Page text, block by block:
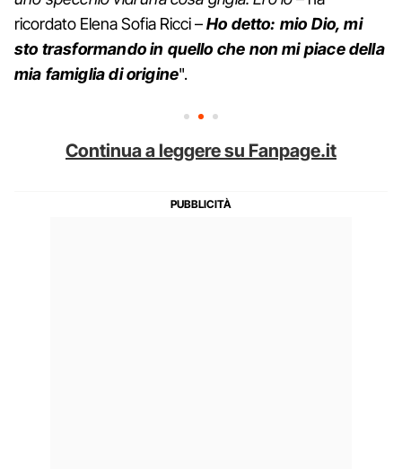
ricordato Elena Sofia Ricci –Ho detto: mio Dio, mi
sto trasformando in quello che non mi piace della
mia famiglia di origine".
Continua a leggere su Fanpage.it